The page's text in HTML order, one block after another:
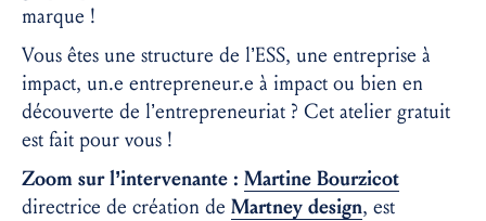
marque !
Vous êtes une structure de l’ESS, une entreprise à
impact, un.e entrepreneur.e à impact ou bien en
découverte de l’entrepreneuriat ? Cet atelier gratuit
est fait pour vous !
Zoom sur l’intervenante : Martine Bourzicot
directrice de création de Martney design, est